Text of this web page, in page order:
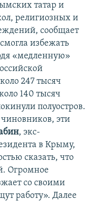
татар и
религиозных и
сообщает
избежать
«медленную»
247 тысяч
140 тысяч
полуостров.
эти
, экс-
в Крыму,
сказать, что
Огромное
со своими
работу». Далее